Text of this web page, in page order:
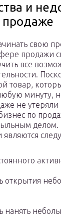
и
продаже
свою
продажи
все
товар,
минуту,
не утеряли
по
являются
открытия
нанять